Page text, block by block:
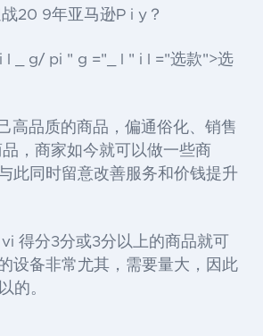
20 9年亚马逊P i y？
l _ g/ pi " g ="_ l " i l ="选款">选
高品质的商品，偏通俗化、销售
，商家如今就可以做一些商
此同时留意改善服务和价钱提升
得分3分或3分以上的商品就可
设备非常尤其，需要量大，因此
的。